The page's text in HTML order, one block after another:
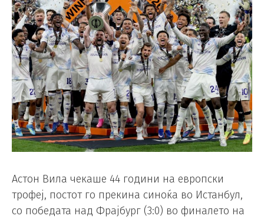
Астон Вила чекаше 44 години на европски
трофеј, постот го прекина синоќа во Истанбул,
со победата над Фрајбург (3:0) во финалето на